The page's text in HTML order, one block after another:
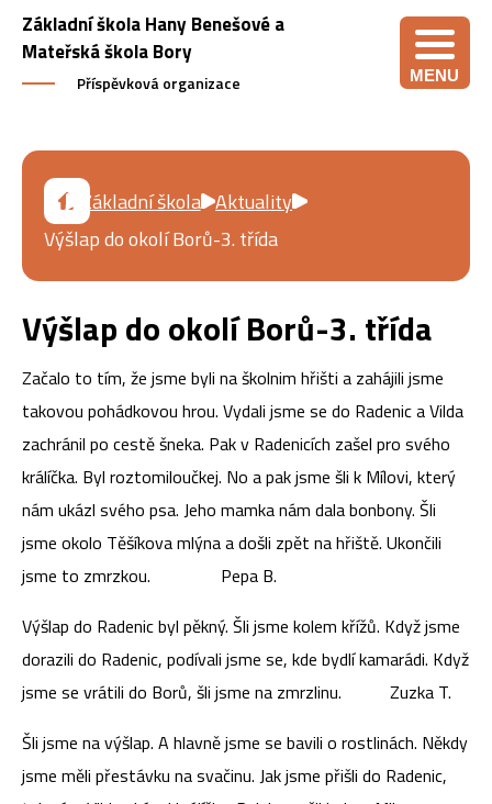
Základní škola Hany Benešové a
Mateřská škola Bory
Příspěvková organizace MENU
Základní škola Aktuality
Výšlap do okolí Borů-3. třída
Výšlap do okolí Borů-3. třída
Začalo to tím, že jsme byli na školnim hřišti a zahájili jsme
takovou pohádkovou hrou. Vydali jsme se do Radenic a Vilda
zachránil po cestě šneka. Pak v Radenicích zašel pro svého
králíčka. Byl roztomiloučkej. No a pak jsme šli k Mílovi, který
nám ukázl svého psa. Jeho mamka nám dala bonbony. Šli
jsme okolo Těšíkova mlýna a došli zpět na hřiště. Ukončili
jsme to zmrzkou. Pepa B.
Výšlap do Radenic byl pěkný. Šli jsme kolem křížů. Když jsme
dorazili do Radenic, podívali jsme se, kde bydlí kamarádi. Když
jsme se vrátili do Borů, šli jsme na zmrzlinu. Zuzka T.
Šli jsme na výšlap. A hlavně jsme se bavili o rostlinách. Někdy
jsme měli přestávku na svačinu. Jak jsme přišli do Radenic,